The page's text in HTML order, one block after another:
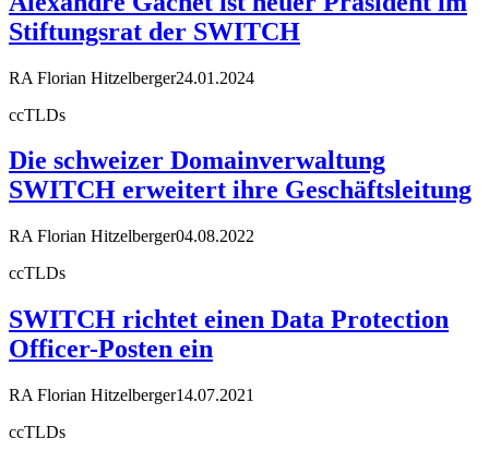
Stiftungsrat der SWITCH
RA Florian Hitzelberger24.01.2024
ccTLDs
Die schweizer Domainverwaltung
SWITCH erweitert ihre Geschäftsleitung
RA Florian Hitzelberger04.08.2022
ccTLDs
SWITCH richtet einen Data Protection
Officer-Posten ein
RA Florian Hitzelberger14.07.2021
ccTLDs